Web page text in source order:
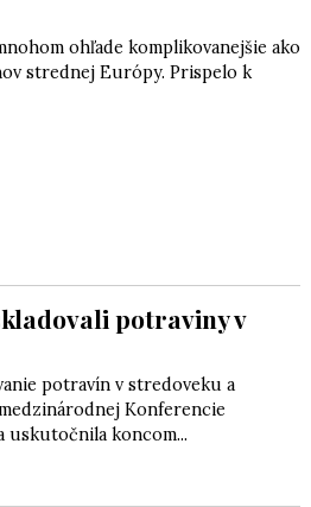
ohľade komplikovanejšie ako
strednej Európy. Prispelo k
potraviny v
potravín v stredoveku a
Konferencie
uskutočnila koncom...